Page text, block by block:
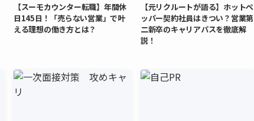
【スーモカウンター転職】年間休
日145日！「売らない営業」で叶
える理想の働き方とは？
【元リクルートが語る】ホットペ
ッパー契約社員はきつい？営業第
二新卒のキャリアパスを徹底解
説！